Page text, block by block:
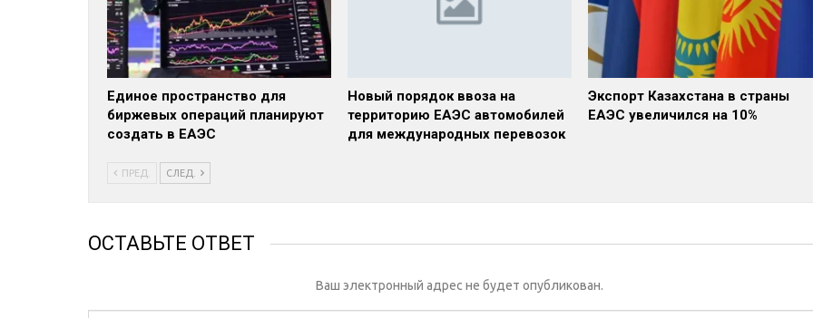
Единое пространство для
биржевых операций планируют
создать в ЕАЭС
Новый порядок ввоза на
территорию ЕАЭС автомобилей
для международных перевозок
Экспорт Казахстана в страны
ЕАЭС увеличился на 10%
ПРЕД. СЛЕД.
ОСТАВЬТЕ ОТВЕТ
Ваш электронный адрес не будет опубликован.